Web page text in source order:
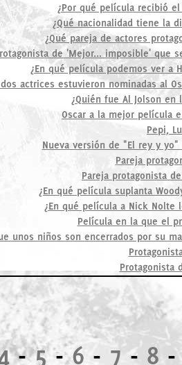
¿Por qué película recibió
¿Qué nacionalidad tiene la
¿Qué pareja de actores
de 'Mejor... imposible' que
¿En qué película podemos ver a
dos actrices estuvieron nominadas al
¿Quién fue Al Jolson en
Oscar a la mejor película
Pepi,
Nueva versión de "El rey y
Pareja
Pareja protagonista
¿En qué película suplanta
¿En qué película a Nick Nolte
Película en la que el
unos niños son encerrados por su
Protagonista
-5-6 - 7- 8